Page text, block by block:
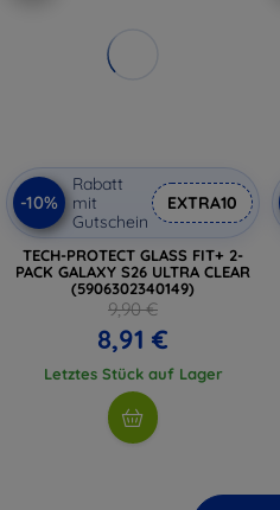
-10%
Rabatt
mit
Gutschein
EXTRA10
TECH-PROTECT GLASS FIT+ 2-
PACK GALAXY S26 ULTRA CLEAR
(5906302340149)
9,90 €
8,91 €
Letztes Stück auf Lager